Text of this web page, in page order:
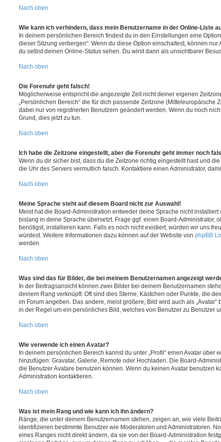
Nach oben
Wie kann ich verhindern, dass mein Benutzername in der Online-Liste
In deinem persönlichen Bereich findest du in den Einstellungen eine
dieser Sitzung verbergen“. Wenn du diese Option einschaltest, können
du selbst deinen Online-Status sehen. Du wirst dann als unsichtbarer
Nach oben
Die Forenuhr geht falsch!
Möglicherweise entspricht die angezeigte Zeit nicht deiner eigenen
„Persönlichen Bereich“ die für dich passende Zeitzone (Mitteleuropäische
dabei nur von registrierten Benutzern geändert werden. Wenn du noch
Grund, dies jetzt zu tun.
Nach oben
Ich habe die Zeitzone eingestellt, aber die Forenuhr geht immer noch
Wenn du dir sicher bist, dass du die Zeitzone richtig eingestellt hast und
die Uhr des Servers vermutlich falsch. Kontaktiere einen Administrator,
Nach oben
Meine Sprache steht auf diesem Board nicht zur Auswahl!
Meist hat die Board-Administration entweder deine Sprache nicht
bislang in deine Sprache übersetzt. Frage ggf. einen Board-Administrator,
benötigst, installieren kann. Falls es noch nicht existiert, würden wir uns
würdest. Weitere Informationen dazu können auf der Website von phpBB
werden.
Nach oben
Was sind das für Bilder, die bei meinem Benutzernamen angezeigt
In der Beitragsansicht können zwei Bilder bei deinem Benutzernamen
deinem Rang verknüpft: Oft sind dies Sterne, Kästchen oder Punkte, die
im Forum angeben. Das andere, meist größere, Bild wird auch als
in der Regel um ein persönliches Bild, welches von Benutzer zu Benutzer
Nach oben
Wie verwende ich einen Avatar?
In deinem persönlichen Bereich kannst du unter „Profil“ einen Avatar über
hinzufügen: Gravatar, Galerie, Remote oder Hochladen. Die Board-
die Benutzer Avatare benutzen können. Wenn du keinen Avatar benutzen
Administration kontaktieren.
Nach oben
Was ist mein Rang und wie kann ich ihn ändern?
Ränge, die unter deinem Benutzernamen stehen, zeigen an, wie viele
identifizieren bestimmte Benutzer wie Moderatoren und Administratoren.
eines Ranges nicht direkt ändern, da sie von der Board-Administration